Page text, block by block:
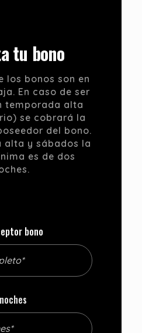
tu bono
los bonos son en
En caso de ser
temporada alta
se cobrará la
del bono.
alta y sábados la
es de dos
bono